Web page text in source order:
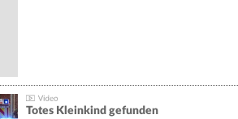
Totes Kleinkind gefunden